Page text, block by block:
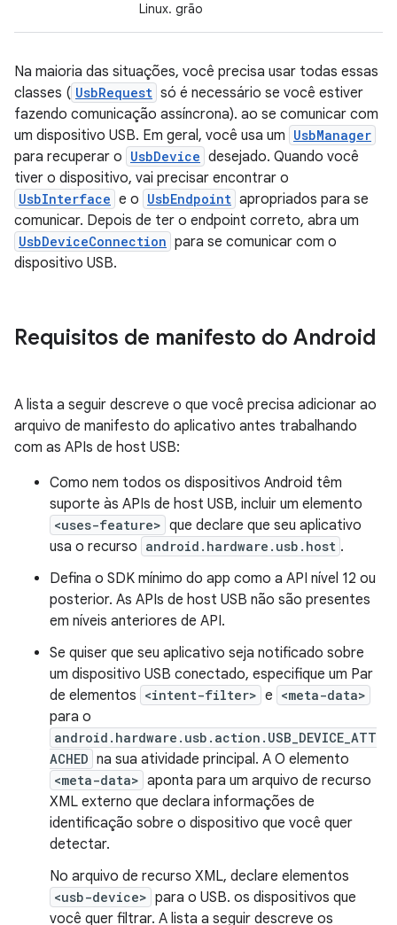
Linux. grão
Na maioria das situações, você precisa usar todas essas
classes ( UsbRequest só é necessário se você estiver
fazendo comunicação assíncrona). ao se comunicar com
um dispositivo USB. Em geral, você usa um UsbManager
para recuperar o UsbDevice desejado. Quando você
tiver o dispositivo, vai precisar encontrar o
UsbInterface e o UsbEndpoint apropriados para se
comunicar. Depois de ter o endpoint correto, abra um
UsbDeviceConnection para se comunicar com o
dispositivo USB.
Requisitos de manifesto do Android
A lista a seguir descreve o que você precisa adicionar ao
arquivo de manifesto do aplicativo antes trabalhando
com as APIs de host USB:
Como nem todos os dispositivos Android têm
suporte às APIs de host USB, incluir um elemento
<uses-feature> que declare que seu aplicativo
usa o recurso android.hardware.usb.host .
Defina o SDK mínimo do app como a API nível 12 ou
posterior. As APIs de host USB não são presentes
em níveis anteriores de API.
Se quiser que seu aplicativo seja notificado sobre
um dispositivo USB conectado, especifique um Par
de elementos <intent-filter> e <meta-data>
para o
android.hardware.usb.action.USB_DEVICE_ATT
ACHED na sua atividade principal. A O elemento
<meta-data> aponta para um arquivo de recurso
XML externo que declara informações de
identificação sobre o dispositivo que você quer
detectar.
No arquivo de recurso XML, declare elementos
<usb-device> para o USB. os dispositivos que
você quer filtrar. A lista a seguir descreve os